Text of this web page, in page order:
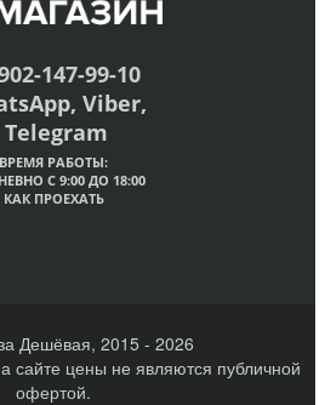
147-99-10
Viber,
Telegram
ВРЕМЯ РАБОТЫ:
С 9:00 ДО 18:00
КАК ПРОЕХАТЬ
Дешёвая, 2015 - 2026
сайте цены не являются публичной
офертой.